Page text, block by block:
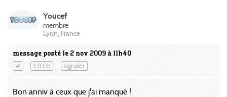
message posté le 2 nov 2009 à 11h40
# CITER signaler
Youcef
membre
Lyon, France
Bon anniv à ceux que j'ai manqué !